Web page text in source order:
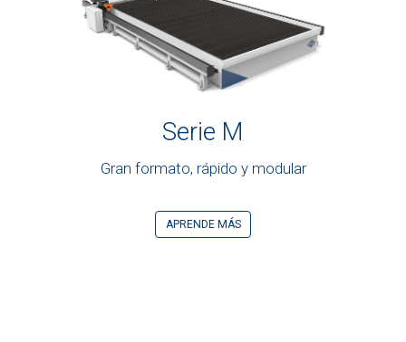
Serie M
Gran formato, rápido y modular
APRENDE MÁS